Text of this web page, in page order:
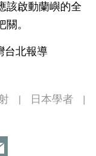
該啟動蘭嶼的全
。
台北報導
日本學者